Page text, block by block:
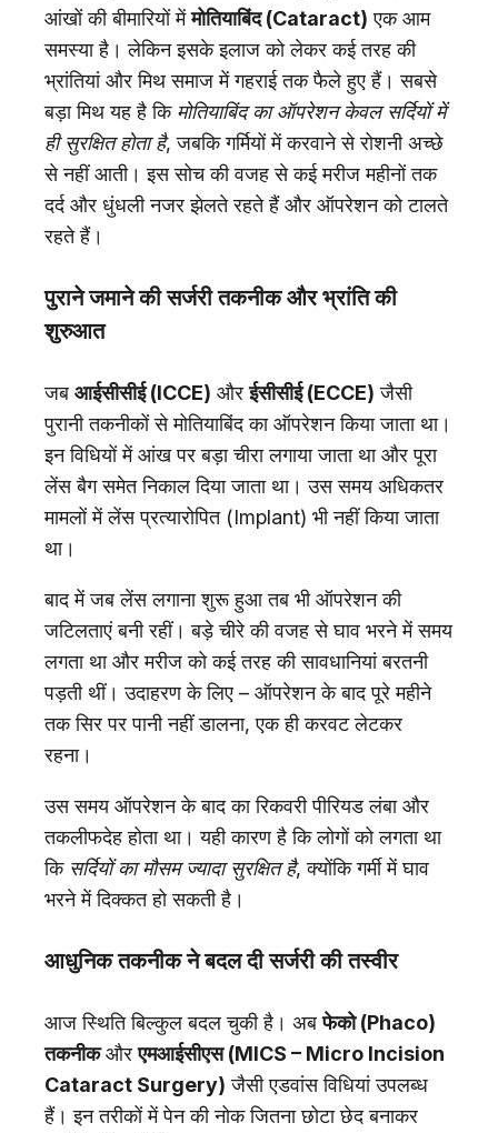
आंखों की बीमारियों मेंमोतियाबिंद (Cataract) एक आम
समस्या है। लेकिन इसके इलाज को लेकर कई तरह की
भ्रांतियां और मिथ समाज में गहराई तक फैले हुए हैं। सबसे
बड़ा मिथ यह है कि मोतियाबिंद का ऑपरेशन केवल सर्दियों में
ही सुरक्षित होता है, जबकि गर्मियों में करवाने से रोशनी अच्छे
से नहीं आती। इस सोच की वजह से कई मरीज महीनों तक
दर्द और धुंधली नजर झेलते रहते हैं और ऑपरेशन को टालते
रहते हैं।
पुराने जमाने की सर्जरी तकनीक और भ्रांति की
शुरुआत
जब आईसीसीई (ICCE) औरईसीसीई (ECCE) जैसी
पुरानी तकनीकों से मोतियाबिंद का ऑपरेशन किया जाता था।
इन विधियों में आंख पर बड़ा चीरा लगाया जाता था और पूरा
लेंस बैग समेत निकाल दिया जाता था। उस समय अधिकतर
मामलों में लेंस प्रत्यारोपित (Implant) भी नहीं किया जाता
था।
बाद में जब लेंस लगाना शुरू हुआ तब भी ऑपरेशन की
जटिलताएं बनी रहीं। बड़े चीरे की वजह से घाव भरने में समय
लगता था और मरीज को कई तरह की सावधानियां बरतनी
पड़ती थीं। उदाहरण के लिए – ऑपरेशन के बाद पूरे महीने
तक सिर पर पानी नहीं डालना, एक ही करवट लेटकर
रहना।
उस समय ऑपरेशन के बाद का रिकवरी पीरियड लंबा और
तकलीफदेह होता था। यही कारण है कि लोगों को लगता था
कि सर्दियों का मौसम ज्यादा सुरक्षित है, क्योंकि गर्मी में घाव
भरने में दिक्कत हो सकती है।
आधुनिक तकनीक ने बदल दी सर्जरी की तस्वीर
आज स्थिति बिल्कुल बदल चुकी है। अबफेको (Phaco)
तकनीकऔरएमआईसीएस (MICS – Micro Incision
Cataract Surgery) जैसी एडवांस विधियां उपलब्ध
हैं। इन तरीकों में पेन की नोक जितना छोटा छेद बनाकर